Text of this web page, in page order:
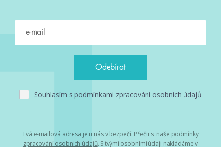
Souhlasím s podmínkami zpracování osobních údajů
Tvá e-mailová adresa je u nás v bezpečí. Přečti si naše podmínky
zpracování osobních údajů. S tvými osobními údaji nakládáme v